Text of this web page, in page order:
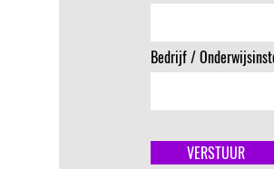
Bedrijf /
VERSTUUR